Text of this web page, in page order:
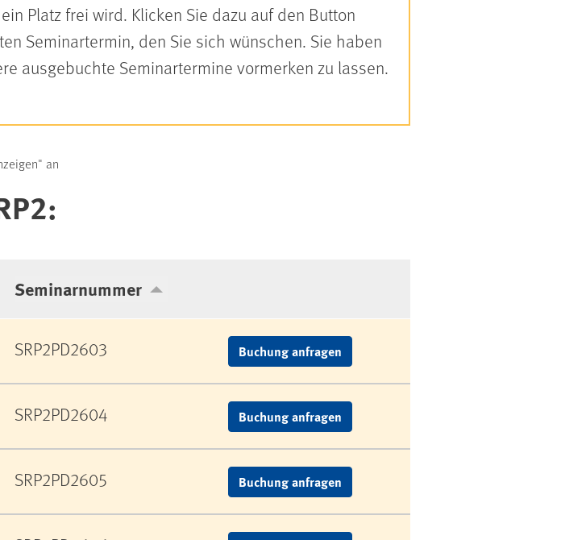
Platz frei wird. Klicken Sie dazu auf den Button
Seminartermin, den Sie sich wünschen. Sie haben
ausgebuchte Seminartermine vormerken zu lassen.
an
Seminarnummer
SRP2PD2603 Buchung anfragen
SRP2PD2604 Buchung anfragen
SRP2PD2605 Buchung anfragen